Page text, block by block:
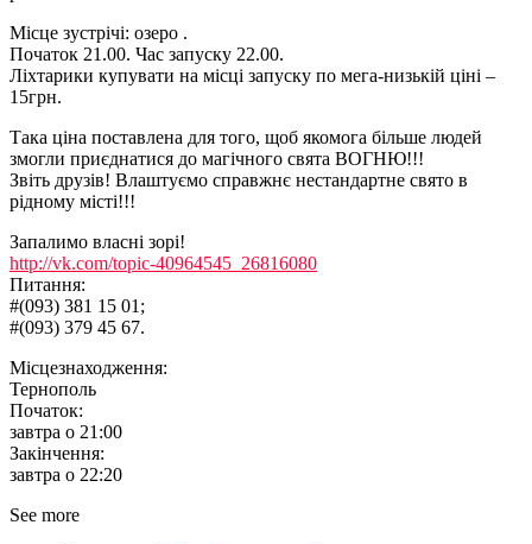
Місце зустрічі: озеро .
Початок 21.00. Час запуску 22.00.
Ліхтарики купувати на місці запуску по мега-низькій ціні –
15грн.
Така ціна поставлена для того, щоб якомога більше людей
змогли приєднатися до магічного свята ВОГНЮ!!!
Звіть друзів! Влаштуємо справжнє нестандартне свято в
рідному місті!!!
Запалимо власні зорі!
http://vk.com/topic-40964545_26816080
Питання:
#(093) 381 15 01;
#(093) 379 45 67.
Місцезнаходження:
Тернополь
Початок:
завтра о 21:00
Закінчення:
завтра о 22:20
See more